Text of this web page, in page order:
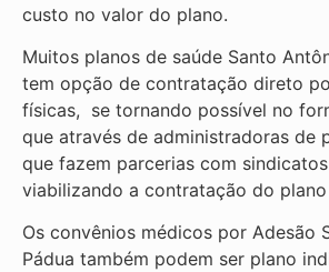
custo no valor do plano.
Muitos planos de saúde Santo
tem opção de contratação direto
físicas, se tornando possível no
que através de administradoras de
que fazem parcerias com
viabilizando a contratação do
Os convênios médicos por Adesão
Pádua também podem ser plano